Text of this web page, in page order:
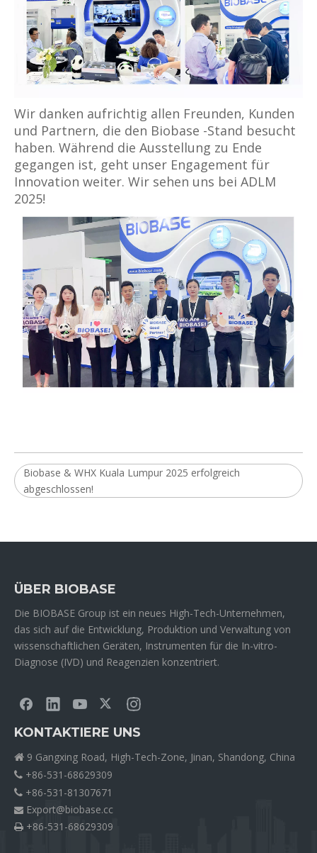
Wir danken aufrichtig allen Freunden, Kunden
und Partnern, die den Biobase -Stand besucht
haben. Während die Ausstellung zu Ende
gegangen ist, geht unser Engagement für
Innovation weiter. Wir sehen uns bei ADLM
2025!
Biobase & WHX Kuala Lumpur 2025 erfolgreich
abgeschlossen!
ÜBER BIOBASE
Die BIOBASE Group ist ein neues High-Tech-Unternehmen,
das sich auf die Entwicklung, Produktion und Verwaltung von
wissenschaftlichen Geräten, Instrumenten für die In-vitro-
Diagnose (IVD) und Reagenzien konzentriert.
KONTAKTIERE UNS
 9 Gangxing Road, High-Tech-Zone, Jinan, Shandong, China
 +86-531-68629309
 +86-531-81307671
 Export@biobase.cc
 +86-531-68629309